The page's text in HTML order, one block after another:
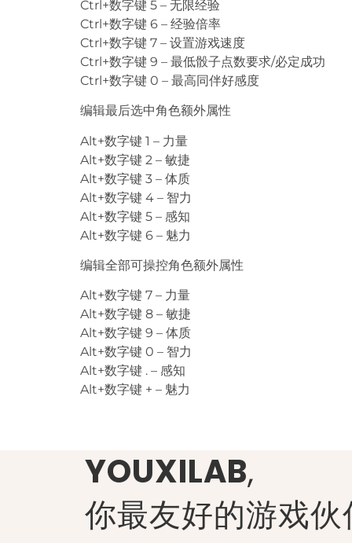
Ctrl+数字键 5 – 无限经验
Ctrl+数字键 6 – 经验倍率
Ctrl+数字键 7 – 设置游戏速度
Ctrl+数字键 9 – 最低骰子点数要求/必定成功
Ctrl+数字键 0 – 最高同伴好感度
编辑最后选中角色额外属性
Alt+数字键 1 – 力量
Alt+数字键 2 – 敏捷
Alt+数字键 3 – 体质
Alt+数字键 4 – 智力
Alt+数字键 5 – 感知
Alt+数字键 6 – 魅力
编辑全部可操控角色额外属性
Alt+数字键 7 – 力量
Alt+数字键 8 – 敏捷
Alt+数字键 9 – 体质
Alt+数字键 0 – 智力
Alt+数字键 . – 感知
Alt+数字键 + – 魅力
YOUXILAB,
你最友好的游戏伙